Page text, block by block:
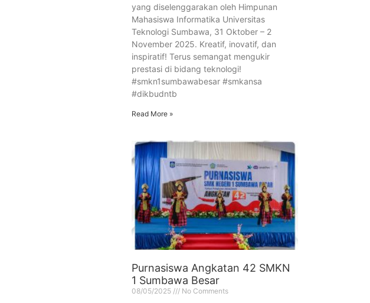
yang diselenggarakan oleh Himpunan
Mahasiswa Informatika Universitas
Teknologi Sumbawa, 31 Oktober – 2
November 2025. Kreatif, inovatif, dan
inspiratif! Terus semangat mengukir
prestasi di bidang teknologi!
#smkn1sumbawabesar #smkansa
#dikbudntb
Read More »
Purnasiswa Angkatan 42 SMKN
1 Sumbawa Besar
08/05/2025 No Comments